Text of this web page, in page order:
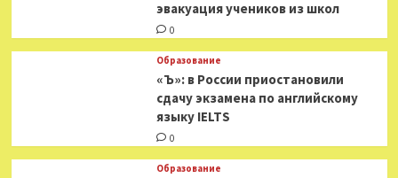
эвакуация учеников из школ
0
Образование
«Ъ»: в России приостановили
сдачу экзамена по английскому
языку IELTS
0
Образование